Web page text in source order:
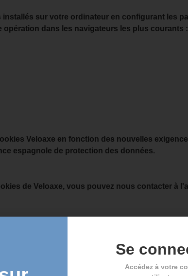
sur votre ordinateur en configurant les
dans les navigateurs les plus courants :
Veloaxe en fonction des nouvelles
espagnole de protection des données.
de Veloaxe, vous pouvez nous contacter à
Se
Accédez à votre